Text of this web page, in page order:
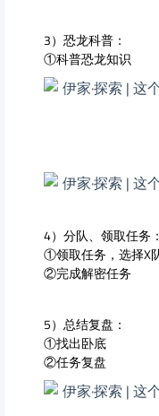
3）恐龙科普：
①科普恐龙知识
4）分队、领取任务：
①领取任务，选择X
②完成解密任务
5）总结复盘：
①找出卧底
②任务复盘